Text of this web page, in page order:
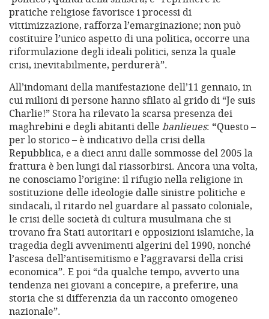
pratiche religiose favorisce i processi di
vittimizzazione, rafforza l’emarginazione; non può
costituire l’unico aspetto di una politica, occorre una
riformulazione degli ideali politici, senza la quale
crisi, inevitabilmente, perdurerà”.
All’indomani della manifestazione dell’11 gennaio, in
cui milioni di persone hanno sfilato al grido di “Je suis
Charlie!” Stora ha rilevato la scarsa presenza dei
maghrebini e degli abitanti delle banlieues: “Questo –
per lo storico – è indicativo della crisi della
Repubblica, e a dieci anni dalle sommosse del 2005 la
frattura è ben lungi dal riassorbirsi. Ancora una volta,
ne conosciamo l’origine: il rifugio nella religione in
sostituzione delle ideologie dalle sinistre politiche e
sindacali, il ritardo nel guardare al passato coloniale,
le crisi delle società di cultura musulmana che si
trovano fra Stati autoritari e opposizioni islamiche, la
tragedia degli avvenimenti algerini del 1990, nonché
l’ascesa dell’antisemitismo e l’aggravarsi della crisi
economica”. E poi “da qualche tempo, avverto una
tendenza nei giovani a concepire, a preferire, una
storia che si differenzia da un racconto omogeneo
nazionale”.